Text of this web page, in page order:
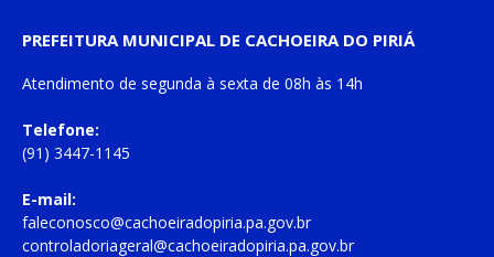
PREFEITURA MUNICIPAL DE CACHOEIRA DO PIRIÁ
Atendimento de segunda à sexta de 08h às 14h
Telefone:
(91) 3447-1145
E-mail:
faleconosco@cachoeiradopiria.pa.gov.br
controladoriageral@cachoeiradopiria.pa.gov.br